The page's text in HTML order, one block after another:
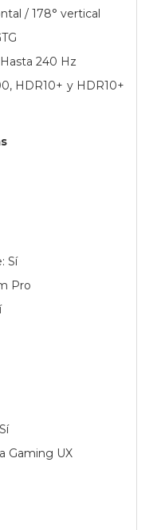
/ 178° vertical
240 Hz
HDR10+ y HDR10+
Sí
Pro
Gaming UX